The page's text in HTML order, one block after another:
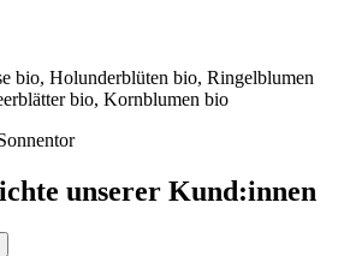
bio, Holunderblüten bio, Ringelblumen
bio, Kornblumen bio
unserer Kund:innen